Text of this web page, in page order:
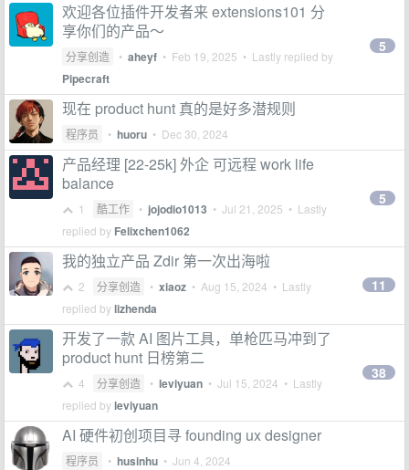
欢迎各位插件开发者来 extensions101 分
享你们的产品～
分享创造 • aheyf • Feb 19, 2025 • Lastly replied by
Pipecraft
5
现在 product hunt 真的是好多潜规则
程序员 • huoru • Dec 30, 2024
产品经理 [22-25k] 外企 可远程 work life
balance
1 酷工作 • jojodio1013 • Jul 21, 2025 • Lastly
replied by Felixchen1062
5
我的独立产品 Zdir 第一次出海啦
2 分享创造 • xiaoz • Aug 15, 2024 • Lastly
replied bylizhenda
11
开发了一款 AI 图片工具，单枪匹马冲到了
product hunt 日榜第二
4 分享创造 • leviyuan • Jul 15, 2024 • Lastly
replied byleviyuan
38
AI 硬件初创项目寻 founding ux designer
程序员 • husinhu • Jun 4, 2024